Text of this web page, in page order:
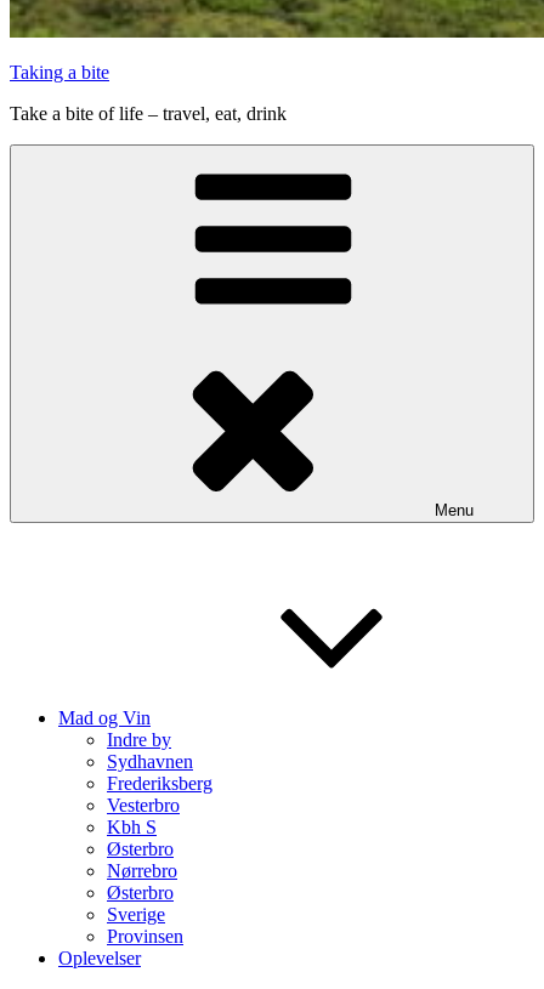
Taking a bite
Take a bite of life – travel, eat, drink
Menu
Mad og Vin
Indre by
Sydhavnen
Frederiksberg
Vesterbro
Kbh S
Østerbro
Nørrebro
Østerbro
Sverige
Provinsen
Oplevelser